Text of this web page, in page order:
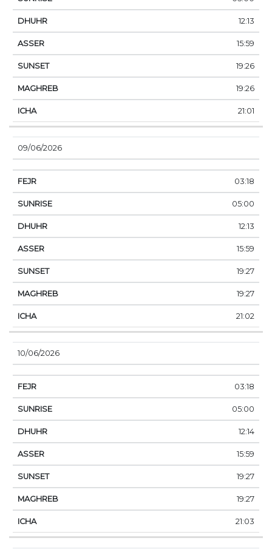
12:13
15:59
19:26
19:26
21:01
09/06/2026
03:18
05:00
12:13
15:59
19:27
19:27
21:02
10/06/2026
03:18
05:00
12:14
15:59
19:27
19:27
21:03